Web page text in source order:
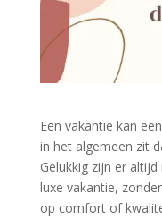
Een vakantie kan
in het algemeen zit
Gelukkig zijn er
luxe vakantie,
op comfort of